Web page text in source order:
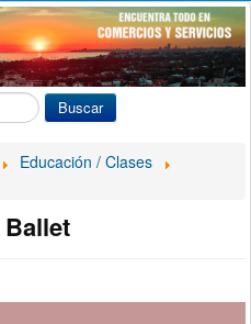
Buscar
Educación / Clases